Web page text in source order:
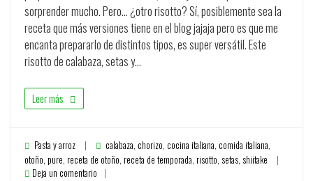
sorprender mucho. Pero… ¿otro risotto? Sí, posiblemente sea la
receta que más versiones tiene en el blog jajaja pero es que me
encanta prepararlo de distintos tipos, es super versátil. Este
risotto de calabaza, setas y…
Leer más
Pasta y arroz calabaza, chorizo, cocina italiana, comida italiana,
otoño, pure, receta de otoño, receta de temporada, risotto, setas, shiitake
Deja un comentario